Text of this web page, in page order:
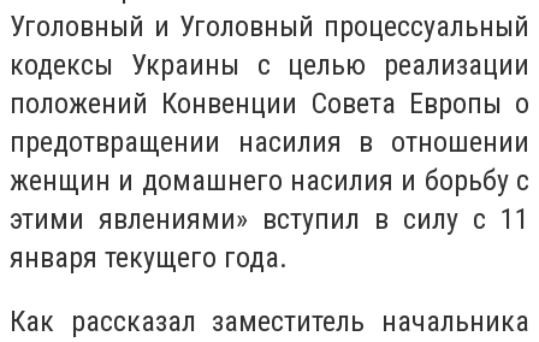
Уголовный и Уголовный процессуальный
кодексы Украины с целью реализации
положений Конвенции Совета Европы о
предотвращении насилия в отношении
женщин и домашнего насилия и борьбу с
этими явлениями» вступил в силу с 11
января текущего года.
Как рассказал заместитель начальника